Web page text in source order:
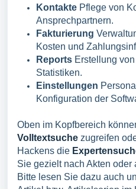
Kontakte Pflege von
Ansprechpartnern.
Fakturierung
Kosten und
Reports Erstellung
Statistiken.
Einstellungen
Konfiguration der
Oben im Kopfbereich
Volltextsuche zugreifen
Hackens die
Sie gezielt nach Akten oder
Bitte lesen Sie dazu auch